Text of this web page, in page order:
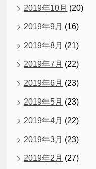
2019年10月 (20)
2019年9月 (16)
2019年8月 (21)
2019年7月 (22)
2019年6月 (23)
2019年5月 (23)
2019年4月 (22)
2019年3月 (23)
2019年2月 (27)